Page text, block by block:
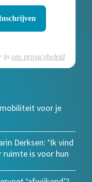
inons privacybeleid
voor je
Derksen: ‘Ik vind
is voor hun